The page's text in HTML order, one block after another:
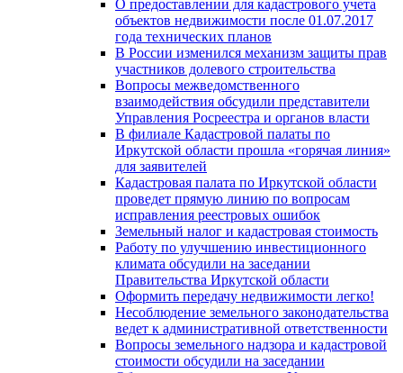
О предоставлении для кадастрового учета
объектов недвижимости после 01.07.2017
года технических планов
В России изменился механизм защиты прав
участников долевого строительства
Вопросы межведомственного
взаимодействия обсудили представители
Управления Росреестра и органов власти
В филиале Кадастровой палаты по
Иркутской области прошла «горячая линия»
для заявителей
Кадастровая палата по Иркутской области
проведет прямую линию по вопросам
исправления реестровых ошибок
Земельный налог и кадастровая стоимость
Работу по улучшению инвестиционного
климата обсудили на заседании
Правительства Иркутской области
Оформить передачу недвижимости легко!
Несоблюдение земельного законодательства
ведет к административной ответственности
Вопросы земельного надзора и кадастровой
стоимости обсудили на заседании